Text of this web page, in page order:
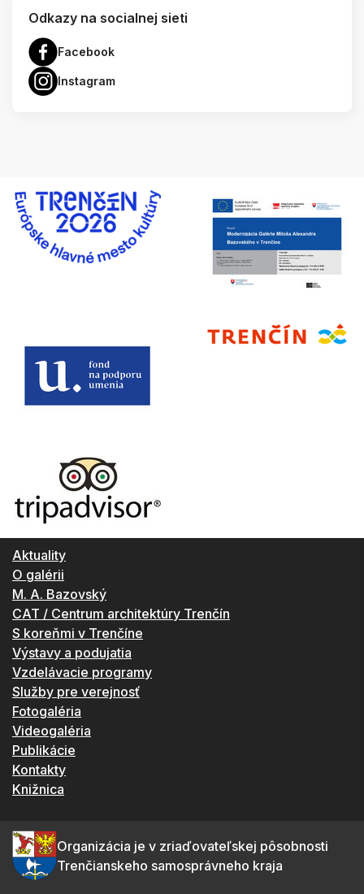
Odkazy na socialnej sieti
Facebook
Instagram
Aktuality
O galérii
M. A. Bazovský
CAT / Centrum architektúry Trenčín
S koreňmi v Trenčíne
Výstavy a podujatia
Vzdelávacie programy
Služby pre verejnosť
Fotogaléria
Videogaléria
Publikácie
Kontakty
Knižnica
Organizácia je v zriaďovateľskej pôsobnosti
Trenčianskeho samosprávneho kraja